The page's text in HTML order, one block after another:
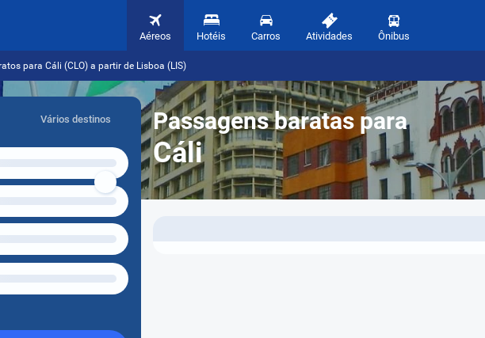
Aéreos Hotéis Carros Atividades Ônibus
para Cáli (CLO) a partir de Lisboa (LIS)
Passagens baratas para
Cáli
Vários destinos